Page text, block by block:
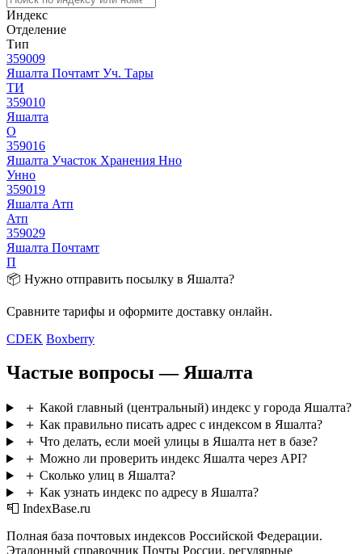
Индекс
Отделение
Тип
359009
Яшалта Почтамт Уч. Тары
ТИ
359010
Яшалта
О
359016
Яшалта Участок Хранения Нно
Унно
359019
Яшалта Атп
Атп
359029
Яшалта Почтамт
П
📦 Нужно отправить посылку в Яшалта?
Сравните тарифы и оформите доставку онлайн.
CDEK Boxberry
Частые вопросы — Яшалта
＋ Какой главный (центральный) индекс у города Яшалта?
＋ Как правильно писать адрес с индексом в Яшалта?
＋ Что делать, если моей улицы в Яшалта нет в базе?
＋ Можно ли проверить индекс Яшалта через API?
＋ Сколько улиц в Яшалта?
＋ Как узнать индекс по адресу в Яшалта?
📮 IndexBase.ru
Полная база почтовых индексов Российской Федерации.
Эталонный справочник Почты России, регулярные